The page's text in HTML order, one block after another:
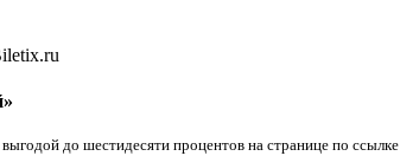
до шестидесяти процентов на странице по ссылке